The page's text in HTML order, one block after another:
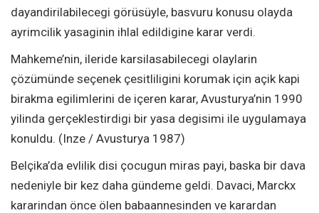
dayandirilabilecegi görüsüyle, basvuru konusu olayda
ayrimcilik yasaginin ihlal edildigine karar verdi.
Mahkeme’nin, ileride karsilasabilecegi olaylarin
çözümünde seçenek çesitliligini korumak için açik kapi
birakma egilimlerini de içeren karar, Avusturya’nin 1990
yilinda gerçeklestirdigi bir yasa degisimi ile uygulamaya
konuldu. (Inze / Avusturya 1987)
Belçika’da evlilik disi çocugun miras payi, baska bir dava
nedeniyle bir kez daha gündeme geldi. Davaci, Marckx
kararindan önce ölen babaannesinden ve karardan